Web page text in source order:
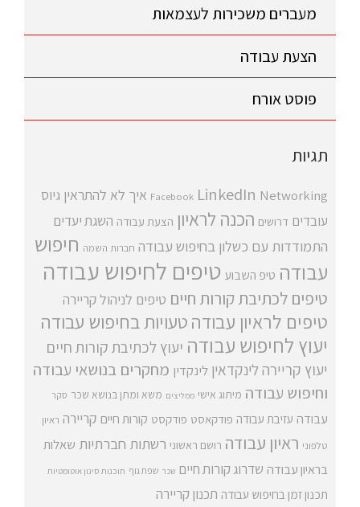
מעברים משכירות לעצמאות
הצעת עבודה
פוסט אורח
תגיות
Facebook LinkedIn Networking איך לא להתראין גיוס
עובדים דרושים הכנה לראיון הצעת עבודה השגת יעדים
התמודדות עם כשלון בחיפוש עבודה חברות השמה חיפוש
עבודה טיפ השבוע טיפים לחיפוש עבודה
טיפים לכתיבת קורות חיים טיפים לניהול קריירה
טיפים לראיון עבודהטעויות בחיפוש עבודה
יעוץ לחיפוש עבודה יעוץ לכתיבת קורות חיים
יעוץ קריירה לינקדאין לינקדין מחקרים בנושאי עבודה
וחיפוש עבודה מיתוג אישי ממליצים משא ומתן בנושא שכר סקר
עבודה עזיבת עבודה פודקאסט פודקסט קורות חיים קריירה ראיון
טלפוני ראיון עבודה רושם ראשוני רשתות חברתיות שאלות
בראיון עבודה שדרוג קורות חיים שכר שפת גוף תוכנות סינון אוטומטיות
תכנון זמן בחיפוש עבודה תכנון קריירה